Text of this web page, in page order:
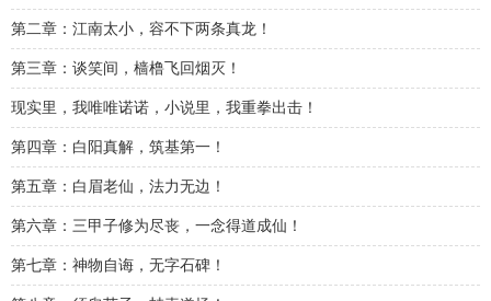
第二章：江南太小，容不下两条真龙！
第三章：谈笑间，樯橹飞回烟灭！
现实里，我唯唯诺诺，小说里，我重拳出击！
第四章：白阳真解，筑基第一！
第五章：白眉老仙，法力无边！
第六章：三甲子修为尽丧，一念得道成仙！
第七章：神物自诲，无字石碑！